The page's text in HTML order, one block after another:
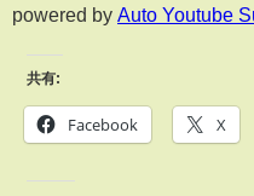
powered by Auto Youtube
共有:
Facebook X